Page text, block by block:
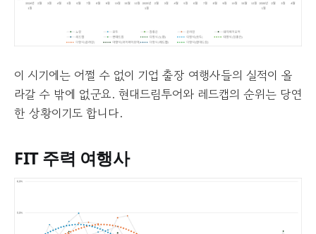
이 시기에는 어쩔 수 없이 기업 출장 여행사들의 실적이 올
라갈 수 밖에 없군요. 현대드림투어와 레드캡의 순위는 당연
한 상황이기도 합니다.
FIT 주력 여행사